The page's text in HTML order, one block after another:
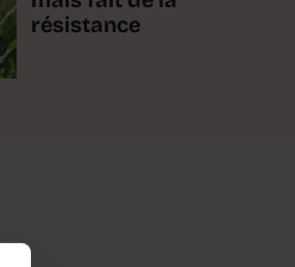
résistance